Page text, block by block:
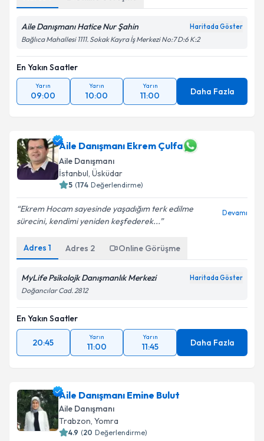
Aile Danışmanı Hatice Nur Şahin Haritada Göster
Bağlıca Mahallesi 1111. Sokak Kayra İş Merkezi No:7 D:6 K:2
En Yakın Saatler
Yarın
09:00
Yarın
10:00
Yarın
11:00 Daha Fazla
Aile Danışmanı Ekrem Çulfa
Aile Danışmanı
İstanbul, Üsküdar
5 (174 Değerlendirme)
Ekrem Hocam sayesinde yaşadığım terk edilme
sürecini, kendimi yeniden keşfederek...
Devamı
Adres 1 Adres 2 Online Görüşme
MyLife Psikolojk Danışmanlık Merkezi Haritada Göster
Doğancılar Cad. 2812
En Yakın Saatler
20:45
Yarın
11:00
Yarın
11:45 Daha Fazla
Aile Danışmanı Emine Bulut
Aile Danışmanı
Trabzon, Yomra
4.9 (20 Değerlendirme)